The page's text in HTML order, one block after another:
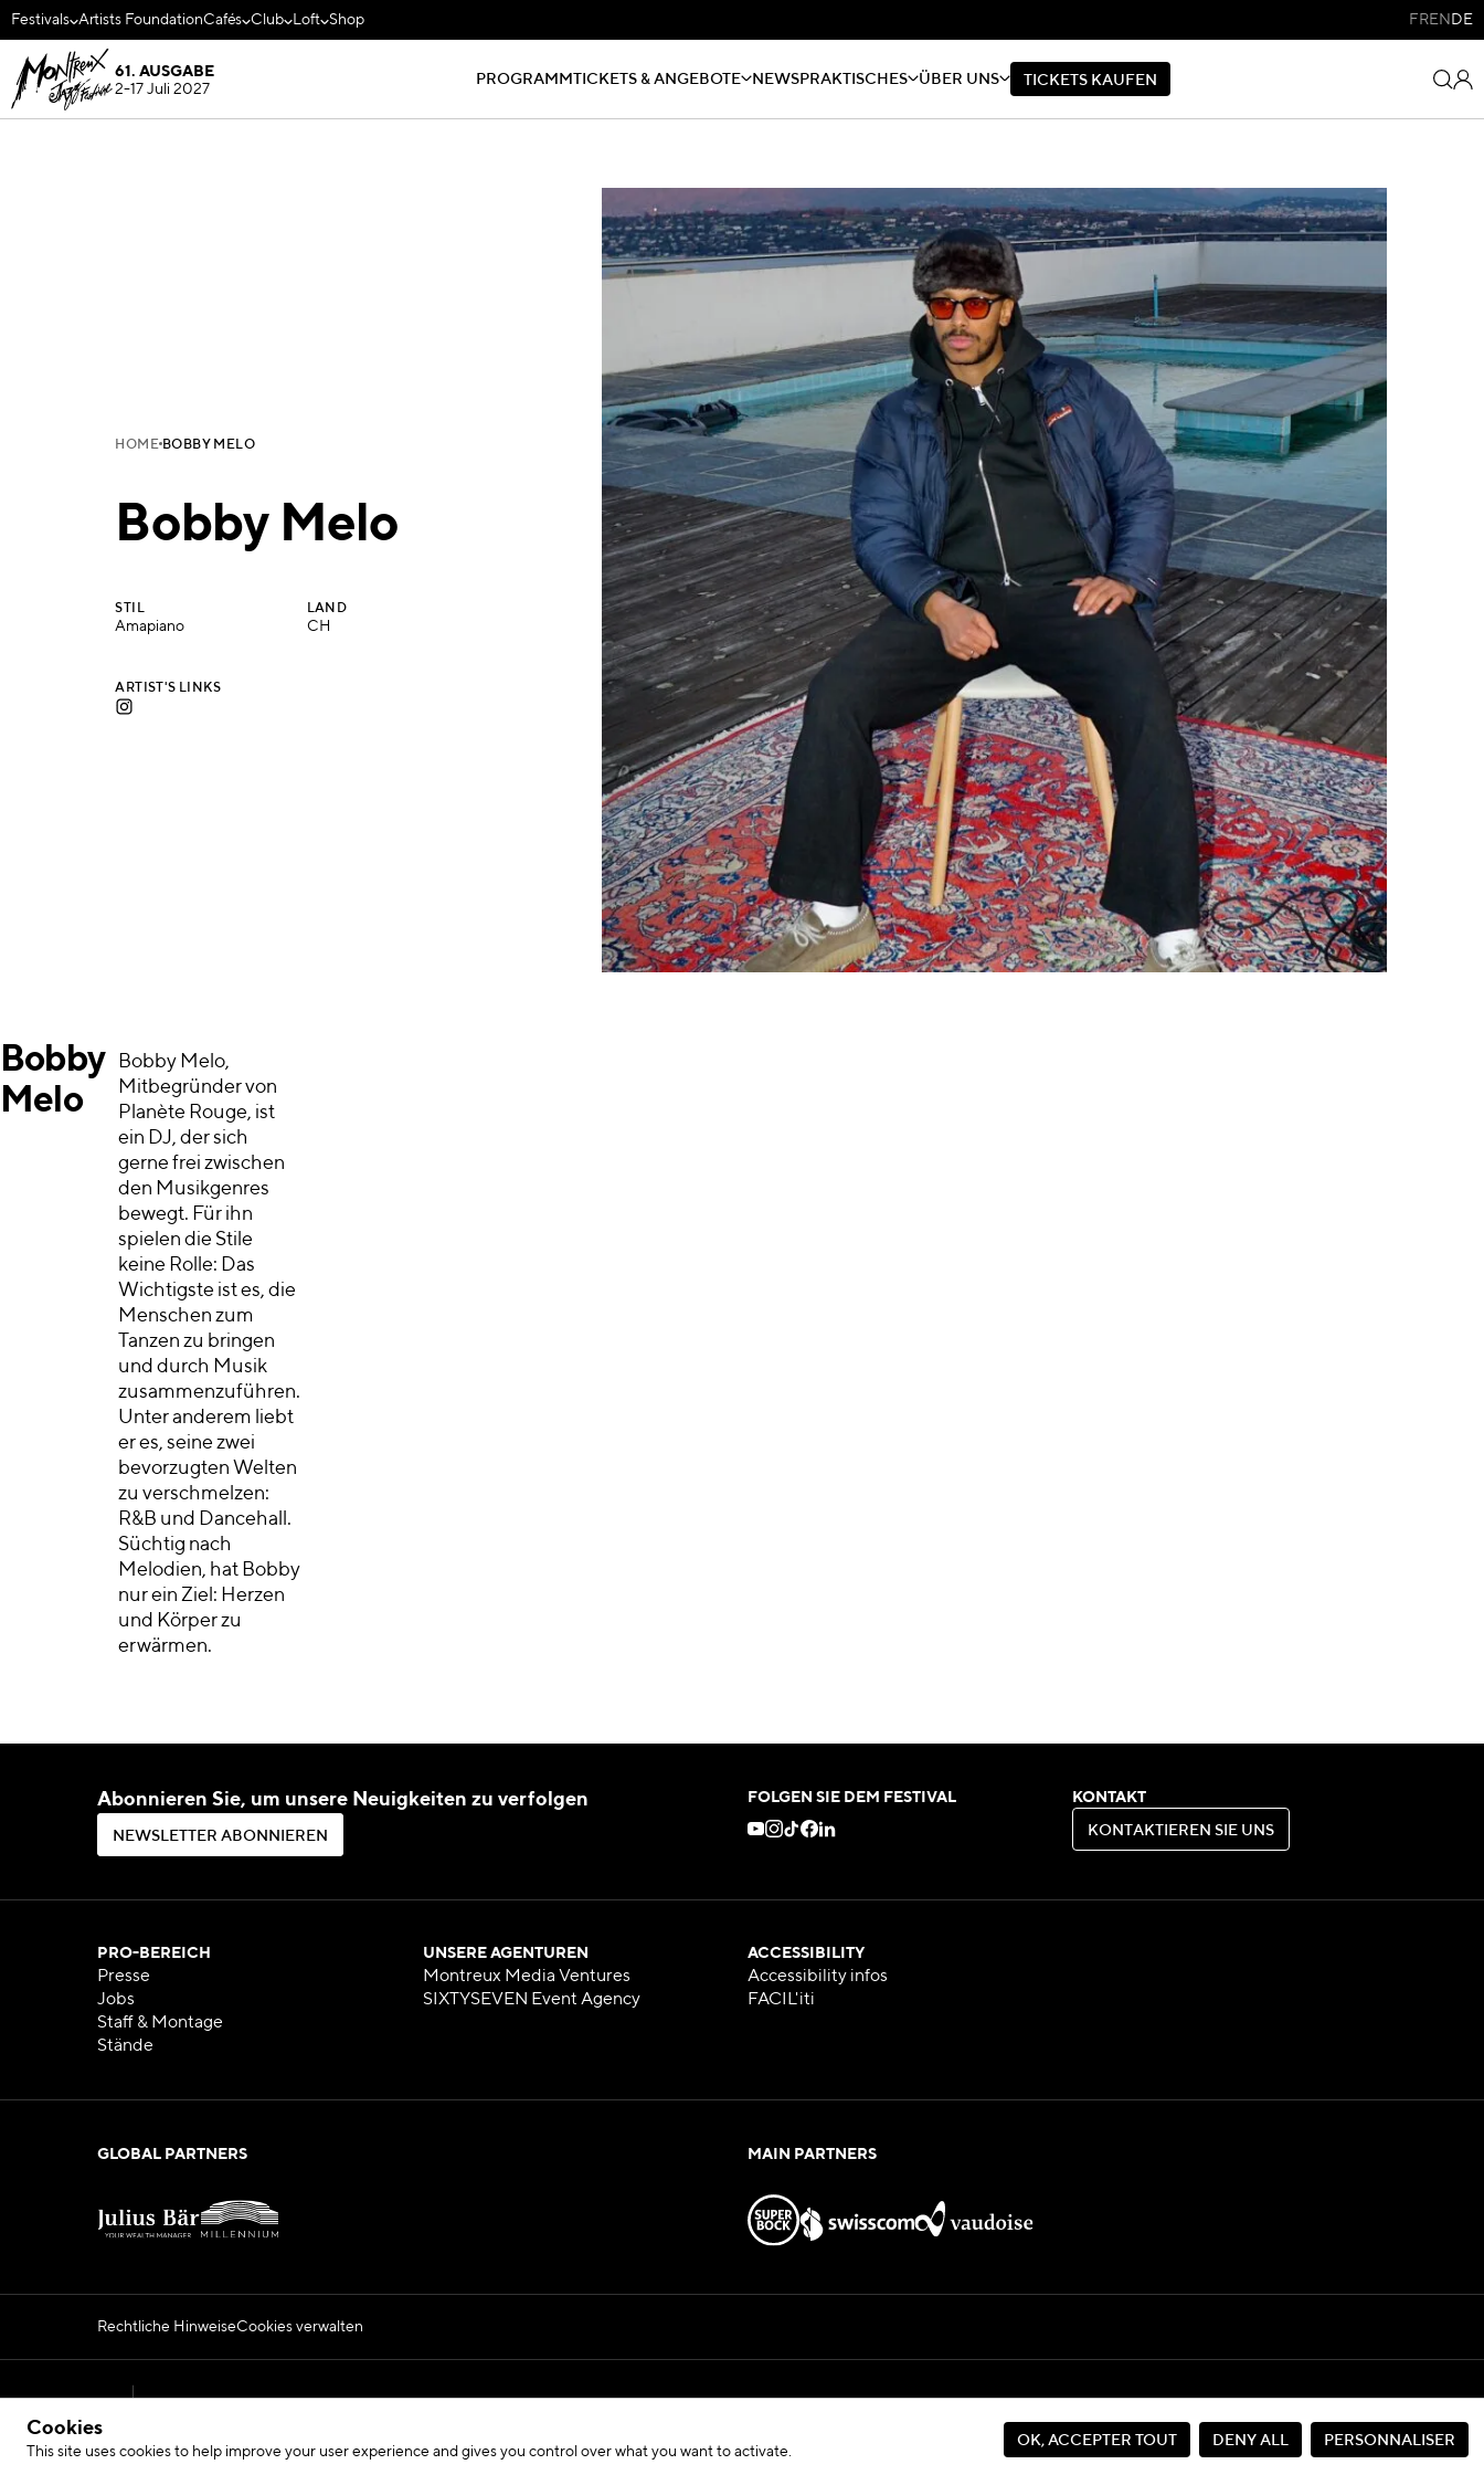
Cookies
This site uses cookies to help improve your user experience and gives you control over what you want to activate.
PERSONNALISER
DENY ALL
OK, ACCEPTER TOUT
Festivals Artists FoundationCafés Club Loft Shop FREN DE
61. AUSGABE
2-17 Juli 2027
PROGRAMMTICKETS & ANGEBOTE NEWS PRAKTISCHES ÜBER UNS IC K E TS KAU F E N
TICKETS KAUFEN
HOME BOBBY MELO
Bobby Melo
STIL
Amapiano
LAND
CH
ARTIST'S LINKS
Bobby
Melo
Bobby Melo,
Mitbegründer von
Planète Rouge, ist
ein DJ, der sich
gerne frei zwischen
den Musikgenres
bewegt. Für ihn
spielen die Stile
keine Rolle: Das
Wichtigste ist es, die
Menschen zum
Tanzen zu bringen
und durch Musik
zusammenzuführen.
Unter anderem liebt
er es, seine zwei
bevorzugten Welten
zu verschmelzen:
R&B und Dancehall.
Süchtig nach
Melodien, hat Bobby
nur ein Ziel: Herzen
und Körper zu
erwärmen.
Abonnieren Sie, um unsere Neuigkeiten zu verfolgen
N EWS ETT E R A BO N N E R E N
NEWSLETTER ABONNIEREN
FOLGEN SIE DEM FESTIVAL KONTAKT
KO NTA KT E R E N S E U NS
KONTAKTIEREN SIE UNS
PRO-BEREICH
Presse
Jobs
Staff & Montage
Stände
UNSERE AGENTUREN
Montreux Media Ventures
SIXTYSEVEN Event Agency
ACCESSIBILITY
Accessibility infos
FACIL'iti
GLOBAL PARTNERS MAIN PARTNERS
Rechtliche HinweiseCookies verwalten
Seite von